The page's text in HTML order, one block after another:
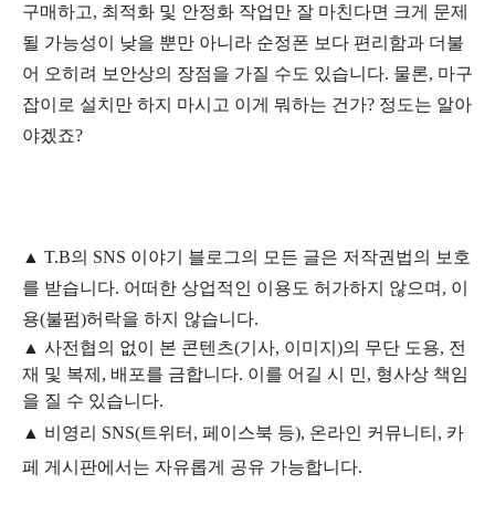
구매하고, 최적화 및 안정화 작업만 잘 마친다면 크게 문제
될 가능성이 낮을 뿐만 아니라 순정폰 보다 편리함과 더불
어 오히려 보안상의 장점을 가질 수도 있습니다. 물론, 마구
잡이로 설치만 하지 마시고 이게 뭐하는 건가? 정도는 알아
야겠죠?
▲ T.B의 SNS 이야기 블 로그의 모든 글은 저작권법의 보호
를 받습니다. 어떠한 상업적인 이용도 허가하지 않으며, 이
용(불펌)허락을 하지 않습니다.
▲ 사전협의 없이 본 콘텐츠(기사, 이미지)의 무단 도용, 전
재 및 복제, 배포를 금합니다. 이를 어길 시 민, 형사상 책임
을 질 수 있습니다.
▲ 비영리 SNS(트위터, 페이스북 등), 온라인 커뮤니티, 카
페 게시판에서는 자유롭게 공유 가능합니다.